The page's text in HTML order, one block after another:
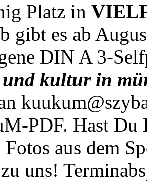
Platz in
gibt es ab
DIN A 3-
kultur in
PDF. Hast Du
Fotos aus dem
uns!